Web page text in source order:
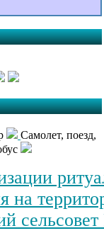
Самолет, поезд,
на